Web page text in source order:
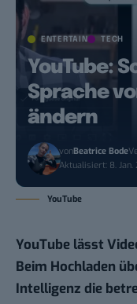
ENTERTAIN TECH
YouTube:
Sprache
ändern
vonBeatrice Bode
Aktualisiert: 8. Jan.
YouTube
YouTube lässt
Beim Hochladen
Intelligenz die